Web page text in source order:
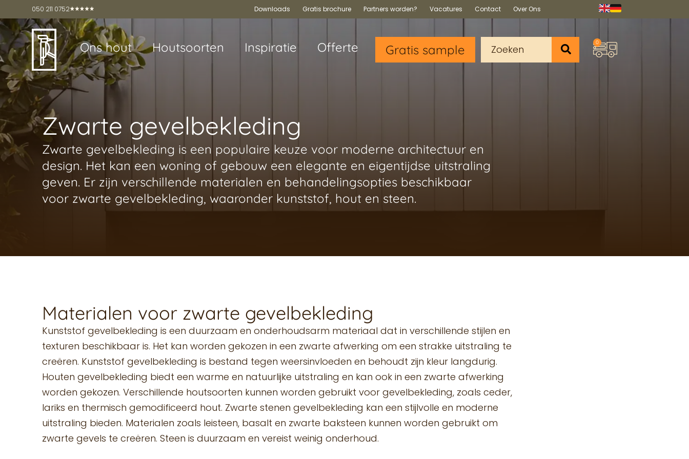
050 211 0752 Downloads Gratis brochure Partners worden? Vacatures Contact Over Ons
Ons hout Houtsoorten Inspiratie Offerte Gratis sample 0
Zwarte gevelbekleding
Zwarte gevelbekleding is een populaire keuze voor moderne architectuur en
design. Het kan een woning of gebouw een elegante en eigentijdse uitstraling
geven. Er zijn verschillende materialen en behandelingsopties beschikbaar
voor zwarte gevelbekleding, waaronder kunststof, hout en steen.
Materialen voor zwarte gevelbekleding
Kunststof gevelbekleding is een duurzaam en onderhoudsarm materiaal dat in verschillende stijlen en
texturen beschikbaar is. Het kan worden gekozen in een zwarte afwerking om een strakke uitstraling te
creëren. Kunststof gevelbekleding is bestand tegen weersinvloeden en behoudt zijn kleur langdurig.
Houten gevelbekleding biedt een warme en natuurlijke uitstraling en kan ook in een zwarte afwerking
worden gekozen. Verschillende houtsoorten kunnen worden gebruikt voor gevelbekleding, zoals ceder,
lariks en thermisch gemodificeerd hout. Zwarte stenen gevelbekleding kan een stijlvolle en moderne
uitstraling bieden. Materialen zoals leisteen, basalt en zwarte baksteen kunnen worden gebruikt om
zwarte gevels te creëren. Steen is duurzaam en vereist weinig onderhoud.